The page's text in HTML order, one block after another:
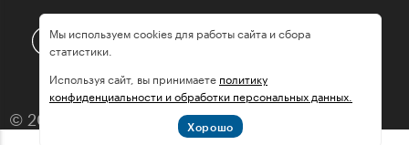
© 2013—2026 оптика «МастерГлассес»
Мы используем cookies для работы сайта и сбора
статистики.
Используя сайт, вы принимаете политику
конфиденциальности и обработки персональных данных.
Хорошо